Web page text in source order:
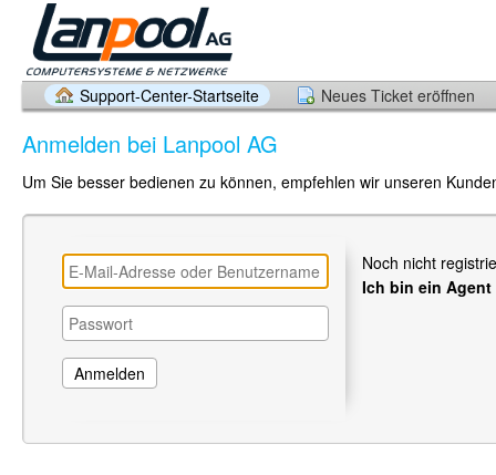
Support-Center-Startseite Neues Ticket eröffnen
Anmelden bei Lanpool AG
Um Sie besser bedienen zu können, empfehlen wir unseren
Noch nicht
Ich bin ein Agent